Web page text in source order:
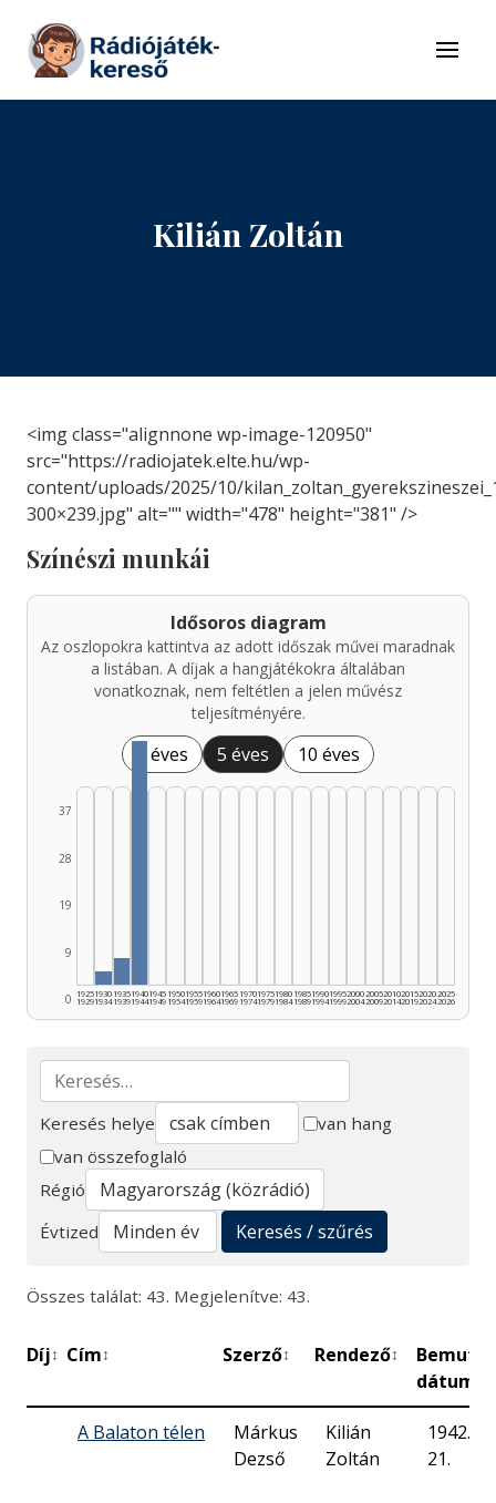
Tovább a tartalomhoz
Menü
Kilián Zoltán
<img class="alignnone wp-image-120950"
src="https://radiojatek.elte.hu/wp-
content/uploads/2025/10/
300×239.jpg" alt="" width="478" height="381" />
Színészi munkái
Idősoros diagram
Az oszlopokra kattintva az adott időszak művei maradnak
a listában. A díjak a hangjátékokra általában
vonatkoznak, nem feltétlen a jelen művész
teljesítményére.
1 éves 5 éves 10 éves
0
9
19
28
37
1925
1929
1930
1934
1935
1939
1940
1944
1945
1949
1950
1954
1955
1959
1960
1964
1965
1969
1970
1974
1975
1979
1980
1984
1985
1989
1990
1994
1995
1999
2000
2004
2005
2009
2010
2014
2015
2019
2020
2024
2025
2026
Keresés
Keresés helye
van hang
van összefoglaló
Régió
Évtized
Keresés / szűrés
Összes találat: 43. Megjelenítve: 43.
Díj↕ Cím↕ Szerző↕ Rendező↕
dátuma
A Balaton télen
Márkus
Dezső
Kilián
Zoltán
1942.
21.